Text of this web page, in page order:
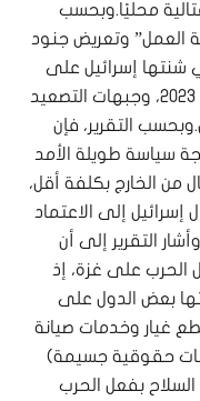
محليًا.وبحسب
العمل” وتعريض جنود
شنتها إسرائيل على
قطاع غزة عقبد هجوم 7 تشرين الأول 2023، وجبهات التصعيد
التقرير، فإن
سياسة طويلة الأمد
من الخارج بكلفة أقل،
إلى الاعتماد
التقرير إلى أن
الحرب على غزة، إذ
بعض الدول على
غيار وخدمات صيانة
حقوقية جسيمة)
بفعل الحرب